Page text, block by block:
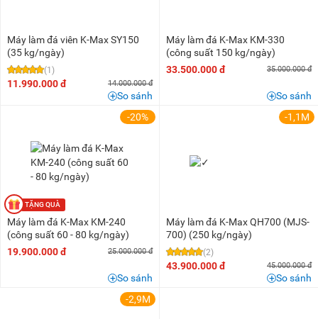
Máy làm đá viên K-Max SY150
(35 kg/ngày)
(1)
11.990.000 đ 14.000.000 đ
So sánh
Máy làm đá K-Max KM-330
(công suất 150 kg/ngày)
33.500.000 đ
35.000.000 đ
So sánh
-20%
Máy làm đá K-Max KM-240
(công suất 60 - 80 kg/ngày)
19.900.000 đ
25.000.000 đ
So sánh
-1,1M
Máy làm đá K-Max QH700 (MJS-
700) (250 kg/ngày)
(2)
43.900.000 đ 45.000.000 đ
So sánh
-2,9M